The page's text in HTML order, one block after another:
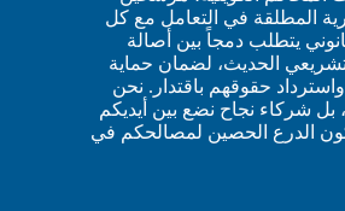
المطلقة في التعامل مع كل
يتطلب دمجاً بين أصالة
الحديث، لضمان حماية
واسترداد حقوقهم باقتدار. نحن
بل شركاء نجاح نضع بين أيديكم
الدرع الحصين لمصالحكم في